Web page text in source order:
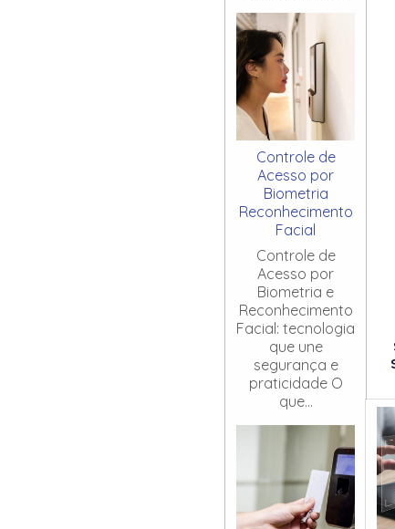
Controle de
Acesso por
Biometria
Reconhecimento
Facial
Controle de
Acesso por
Biometria e
Reconhecimento
Facial: tecnologia
que une
segurança e
praticidade O
que...